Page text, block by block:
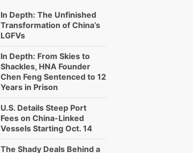
In Depth: The Unfinished
Transformation of China’s
LGFVs
In Depth: From Skies to
Shackles, HNA Founder
Chen Feng Sentenced to 12
Years in Prison
U.S. Details Steep Port
Fees on China-Linked
Vessels Starting Oct. 14
The Shady Deals Behind a